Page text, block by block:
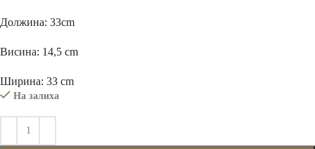
Должина: 33cm
Висина: 14,5 cm
Ширина: 33 cm
На залиха